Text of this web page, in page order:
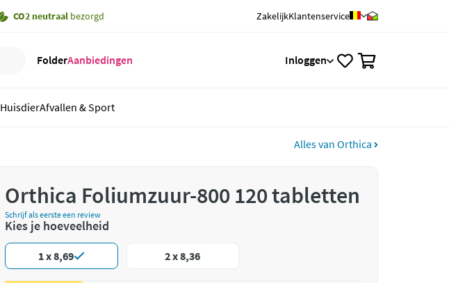
CO2 neutraal bezorgd ZakelijkKlantenservice
FolderAanbiedingen Inloggen
HuisdierAfvallen & Sport
Alles van Orthica
Orthica Foliumzuur-800 120 tabletten
Schrijf als eerste een review
Kies je hoeveelheid
1 x 8,69 2 x 8,36